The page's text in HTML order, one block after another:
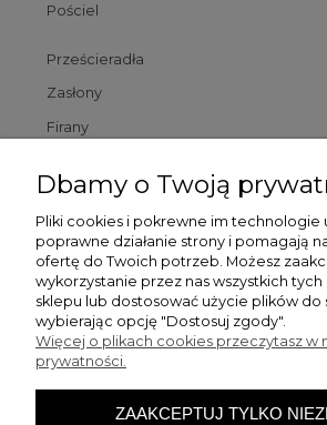
Pościel
Prześcieradła
Zasłony
Firany
Poszewki
Dywaniki łazienkowe
Pomoc
Moje konto
Dbamy o Twoją
Pliki cookies i pokrewne im technologie
poprawne działanie strony i pomagają
ofertę do Twoich potrzeb. Możesz
wykorzystanie przez nas wszystkich
sklepu lub dostosować użycie plików
wybierając opcję "Dostosuj zgody".
Więcej o plikach cookies przeczytasz w
prywatności.
ZAAKCEPTUJ TYLKO